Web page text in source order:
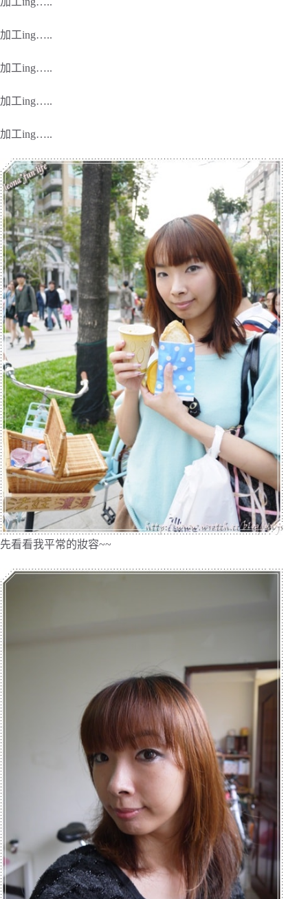
加工ing…..
加工ing…..
加工ing…..
加工ing…..
先看看我平常的妝容~~